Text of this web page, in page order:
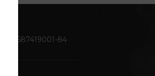
270-0587419001-84